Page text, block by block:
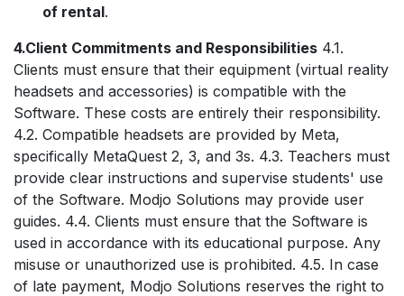
of rental.
4.Client Commitments and Responsibilities 4.1.
Clients must ensure that their equipment (virtual reality
headsets and accessories) is compatible with the
Software. These costs are entirely their responsibility.
4.2. Compatible headsets are provided by Meta,
specifically MetaQuest 2, 3, and 3s. 4.3. Teachers must
provide clear instructions and supervise students' use
of the Software. Modjo Solutions may provide user
guides. 4.4. Clients must ensure that the Software is
used in accordance with its educational purpose. Any
misuse or unauthorized use is prohibited. 4.5. In case
of late payment, Modjo Solutions reserves the right to